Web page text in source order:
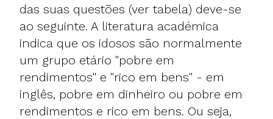
das suas questões (ver tabela) deve-se
ao seguinte. A literatura académica
indica que os idosos são normalmente
um grupo etário "pobre em
rendimentos" e "rico em bens" - em
inglês, pobre em dinheiro ou pobre em
rendimentos e rico em bens. Ou seja,